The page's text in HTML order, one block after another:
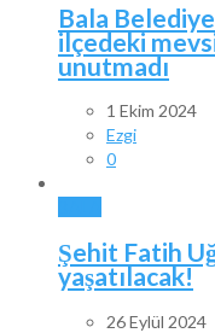
Bala
ilçedeki
unutmadı
1 Ekim 2024
Ezgi
0
Şehit Fatih
yaşatılacak!
26 Eylül 2024